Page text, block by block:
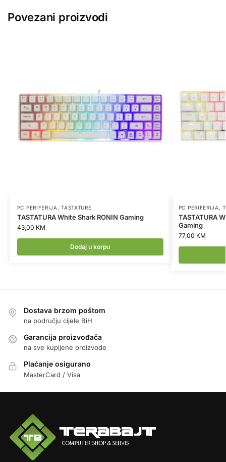
Povezani proizvodi
PC PERIFERIJA ,TASTATURE
TASTATURA White Shark RONIN Gaming
43,00 KM
Dodaj u korpu
PC PERIFERIJA ,
TASTATURA
Gaming
77,00 KM
Dostava brzom poštom
na području cijele BiH
Garancija proizvođača
na sve kupljene proizvode
Plaćanje osigurano
MasterCard / Visa